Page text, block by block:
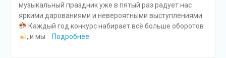
музыкальный праздник уже в пятый раз радует нас
яркими дарованиями и невероятными выступлениями.
Каждый год конкурс набирает всё больше оборотов
, и мы
Подробнее